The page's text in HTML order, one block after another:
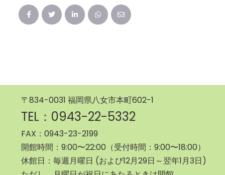
〒834-0031 福岡県八女市本町602-1
TEL：0943-22-5332
FAX：0943-23-2199
開館時間：9:00〜22:00（受付時間：9:00〜18:00）
休館日：毎週月曜日 (および12月29日～翌年1月3日)